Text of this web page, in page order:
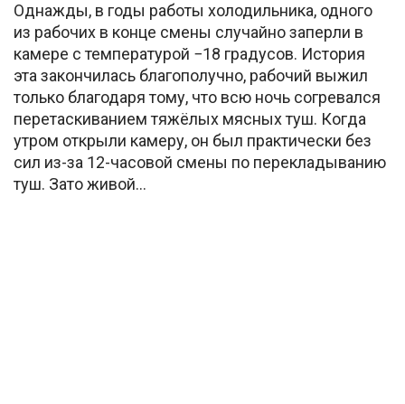
Однажды, в годы работы холодильника, одного
из рабочих в конце смены случайно заперли в
камере с температурой −18 градусов. История
эта закончилась благополучно, рабочий выжил
только благодаря тому, что всю ночь согревался
перетаскиванием тяжёлых мясных туш. Когда
утром открыли камеру, он был практически без
сил из-за 12-часовой смены по перекладыванию
туш. Зато живой…